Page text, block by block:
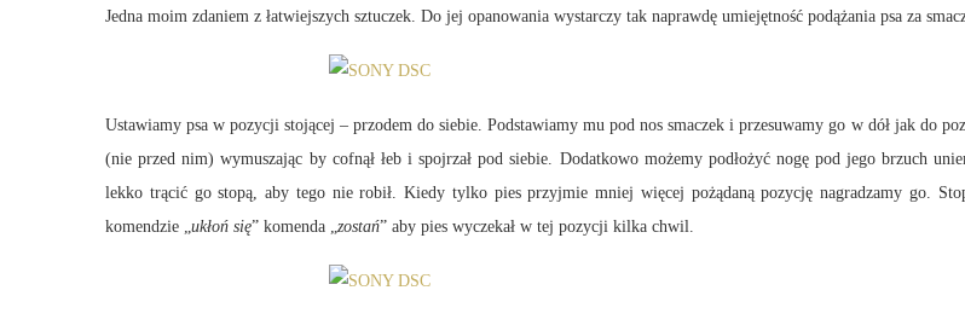
Jedna moim zdaniem z łatwiejszych sztuczek. Do jej opanowania wystarczy tak naprawdę umiejętność podążania psa za
Ustawiamy psa w pozycji stojącej – przodem do siebie. Podstawiamy mu pod nos smaczek i przesuwamy go w dół jak do
(nie przed nim) wymuszając by cofnął łeb i spojrzał pod siebie. Dodatkowo możemy podłożyć nogę pod jego brzuch
lekko trącić go stopą, aby tego nie robił. Kiedy tylko pies przyjmie mniej więcej pożądaną pozycję nagradzamy go.
komendzie „ukłoń się” komenda „zostań” aby pies wyczekał w tej pozycji kilka chwil.